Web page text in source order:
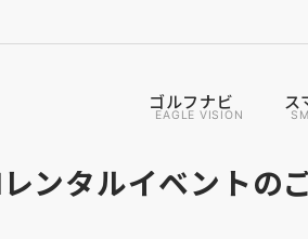
ゴルフナビ
EAGLE VISION
ス
ンタルイベントの